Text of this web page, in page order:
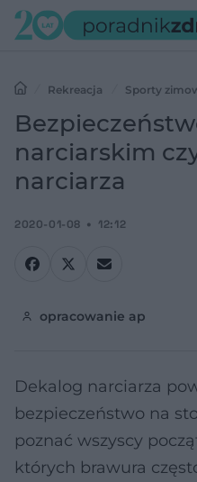
Rekreacja Sporty
narciarskim czyli dekalog narciarza
narciarskim
narciarza
2020-01-08 12:12
opracowanie ap
Dekalog narciarza
bezpieczeństwo na
poznać wszyscy
których brawura